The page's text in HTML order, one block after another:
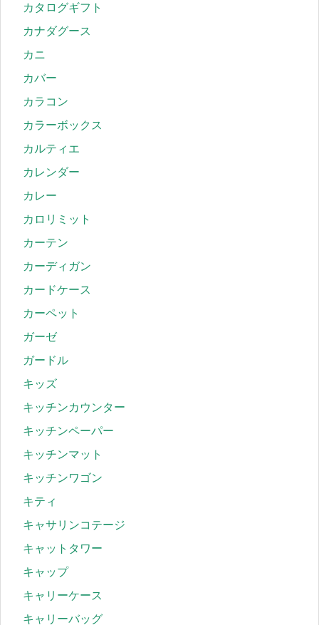
カタログギフト
カナダグース
カニ
カバー
カラコン
カラーボックス
カルティエ
カレンダー
カレー
カロリミット
カーテン
カーディガン
カードケース
カーペット
ガーゼ
ガードル
キッズ
キッチンカウンター
キッチンペーパー
キッチンマット
キッチンワゴン
キティ
キャサリンコテージ
キャットタワー
キャップ
キャリーケース
キャリーバッグ